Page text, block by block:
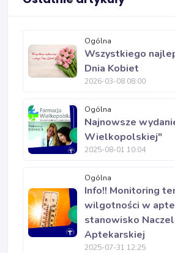
Ogólna
Wszystkiego
Dnia Kobiet
2026-03-08 08:00
Ogólna
Najnowsze
Wielkopolskiej"
2025-08-01 10:04
Ogólna
Info!! Monitoring
wilgotności w
stanowisko
Aptekarskiej
2025-07-31 12:25